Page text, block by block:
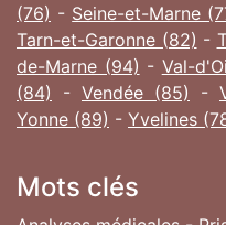
(76) - Seine-et-Marne
Tarn-et-Garonne (82) -
de-Marne (94) - Val-
(84) - Vendée (85) -
Yonne (89) - Yvelines
Mots clés